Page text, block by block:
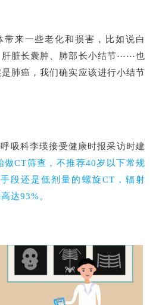
带来一些老化和损害，比如说白
肝脏长囊肿、肺部长小结节⋯⋯也
肺癌，我们确实应该进行小结节
吸科李瑛接受健康时报采访时建
做CT筛查，不推荐40岁以下常规
段还是低剂量的螺旋CT，辐射
达93%。